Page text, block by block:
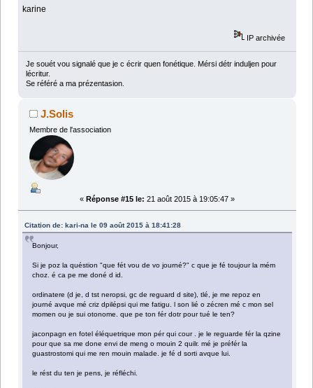
karine
IP archivée
Je souét vou signalé que je c écrir quen fonétique. Mérsi détr induljen pour
lécritur.
Se référé a ma prézentasion.
J.Solis
Membre de l'association
« Réponse #15 le: 21 août 2015 à 19:05:47 »
Citation de: kari-na le 09 août 2015 à 18:41:28
Bonjour,
Si je poz la quéstion "que fét vou de vo journé?" c que je fé toujour la mém
choz. é ca pe me doné d id.
ordinatere (d je, d tst neropsi, gc de reguard d site), tlé, je me repoz en
journé avque mé criz dpilépsi qui me fatigu. l son lié o zécren mé c mon sel
momen ou je sui otonome. que pe ton fér dotr pour tué le ten?
jaconpagn en fotel éléquetrique mon pér qui cour . je le reguarde fér la qzine
pour que sa me done envi de meng o mouin 2 quilr. mé je préfér la
guastrostomi qui me ren mouin malade. je fé d sorti avque lui.
le rést du ten je pens, je réfléchi.